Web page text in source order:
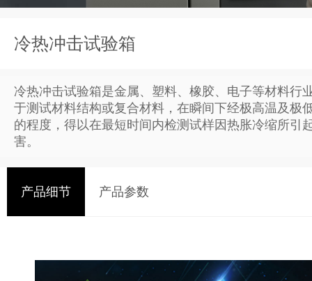
冷热冲击试验箱
冷热冲击试验箱是金属、塑料、橡胶、电子等材料行
于测试材料结构或复合材料，在瞬间下经极高温及极
的程度，得以在最短时间内检测试样因热胀冷缩所引
害。
产品细节 产品参数